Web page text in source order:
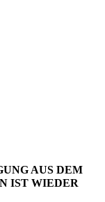
AUS DEM
IST WIEDER